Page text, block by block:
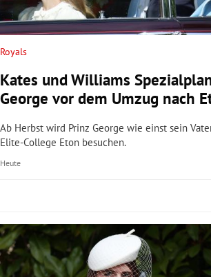
Untermenü
Untermenü
Untermenü
Untermenü
Untermenü
Royals
Kates und Williams
George vor dem Umzug nach
Ab Herbst wird Prinz George wie einst sein
Elite-College Eton besuchen.
Heute